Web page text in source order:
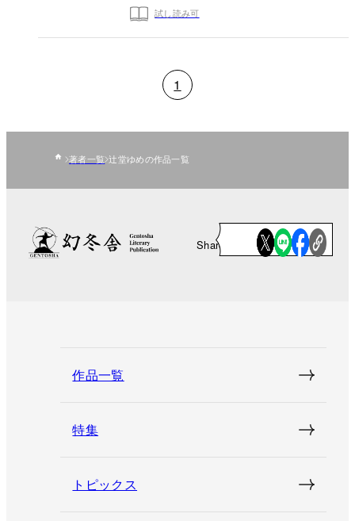
試し読み可
1
著者一覧 辻堂ゆめの作品一覧
Share
作品一覧
特集
トピックス